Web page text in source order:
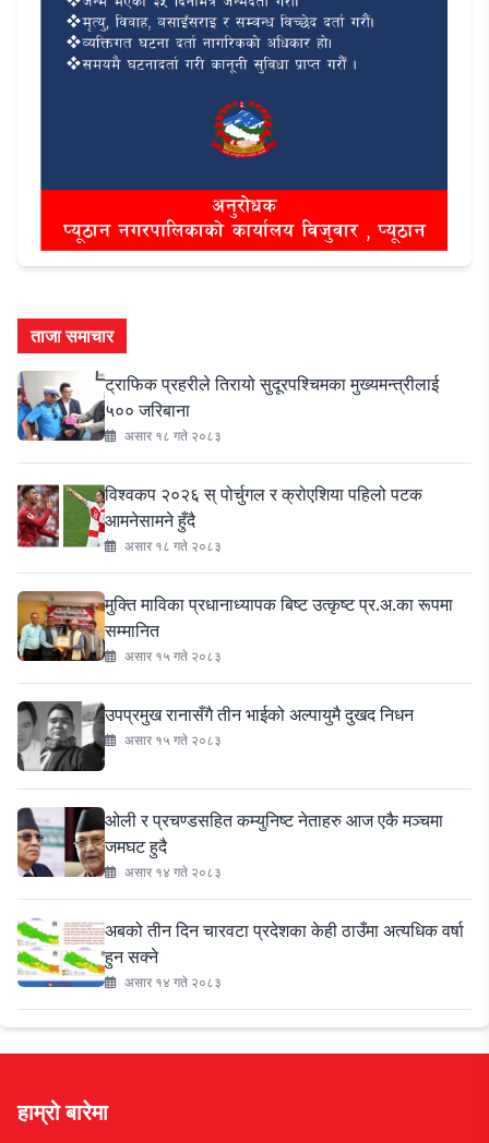
ताजा समाचार
ट्राफिक प्रहरीले तिरायो सुदूरपश्चिमका मुख्यमन्त्रीलाई
५०० जरिबाना
असार १८ गते २०८३
विश्वकप २०२६ स् पोर्चुगल र क्रोएशिया पहिलो पटक
आमनेसामने हुँदै
असार १८ गते २०८३
मुक्ति माविका प्रधानाध्यापक बिष्ट उत्कृष्ट प्र.अ.का रूपमा
सम्मानित
असार १५ गते २०८३
उपप्रमुख रानासँगै तीन भाईको अल्पायुमै दुखद निधन
असार १५ गते २०८३
ओली र प्रचण्डसहित कम्युनिष्ट नेताहरु आज एकै मञ्चमा
जमघट हुदै
असार १४ गते २०८३
अबको तीन दिन चारवटा प्रदेशका केही ठाउँमा अत्यधिक वर्षा
हुन सक्ने
असार १४ गते २०८३
हाम्रो बारेमा